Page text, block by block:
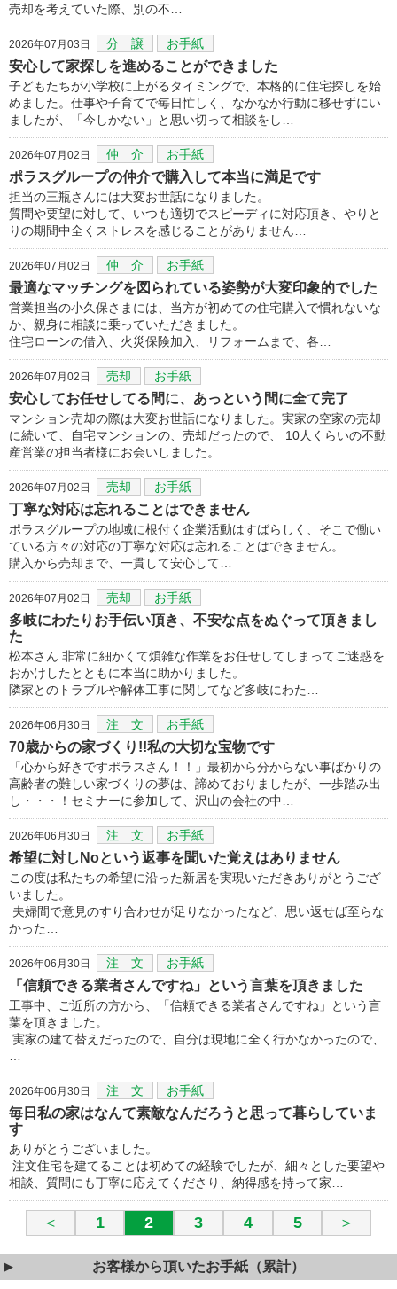
売却を考えていた際、別の不…
2026年07月03日 分 譲 お手紙
安心して家探しを進めることができました
子どもたちが小学校に上がるタイミングで、本格的に住宅探しを始
めました。仕事や子育てで毎日忙しく、なかなか行動に移せずにい
ましたが、「今しかない」と思い切って相談をし…
2026年07月02日 仲 介 お手紙
ポラスグループの仲介で購入して本当に満足です
担当の三瓶さんには大変お世話になりました。
質問や要望に対して、いつも適切でスピーディに対応頂き、やりと
りの期間中全くストレスを感じることがありません…
2026年07月02日 仲 介 お手紙
最適なマッチングを図られている姿勢が大変印象的でした
営業担当の小久保さまには、当方が初めての住宅購入で慣れないな
か、親身に相談に乗っていただきました。
住宅ローンの借入、火災保険加入、リフォームまで、各…
2026年07月02日 売却 お手紙
安心してお任せしてる間に、あっという間に全て完了
マンション売却の際は大変お世話になりました。実家の空家の売却
に続いて、自宅マンションの、売却だったので、 10人くらいの不動
産営業の担当者様にお会いしました。
2026年07月02日 売却 お手紙
丁寧な対応は忘れることはできません
ポラスグループの地域に根付く企業活動はすばらしく、そこで働い
ている方々の対応の丁寧な対応は忘れることはできません。
購入から売却まで、一貫して安心して…
2026年07月02日 売却 お手紙
多岐にわたりお手伝い頂き、不安な点をぬぐって頂きまし
た
松本さん 非常に細かくて煩雑な作業をお任せしてしまってご迷惑を
おかけしたとともに本当に助かりました。
隣家とのトラブルや解体工事に関してなど多岐にわた…
2026年06月30日 注 文 お手紙
70歳からの家づくり!!私の大切な宝物です
「心から好きですポラスさん！！」最初から分からない事ばかりの
高齢者の難しい家づくりの夢は、諦めておりましたが、一歩踏み出
し・・・！セミナーに参加して、沢山の会社の中…
2026年06月30日 注 文 お手紙
希望に対しNoという返事を聞いた覚えはありません
この度は私たちの希望に沿った新居を実現いただきありがとうござ
いました。
夫婦間で意見のすり合わせが足りなかったなど、思い返せば至らな
かった…
2026年06月30日 注 文 お手紙
「信頼できる業者さんですね」という言葉を頂きました
工事中、ご近所の方から、「信頼できる業者さんですね」という言
葉を頂きました。
実家の建て替えだったので、自分は現地に全く行かなかったので、
2026年06月30日 注 文 お手紙
毎日私の家はなんて素敵なんだろうと思って暮らしていま
す
ありがとうございました。
注文住宅を建てることは初めての経験でしたが、細々とした要望や
相談、質問にも丁寧に応えてくださり、納得感を持って家…
＜ 1 2 3 4 5 ＞
お客様から頂いたお手紙（累計）